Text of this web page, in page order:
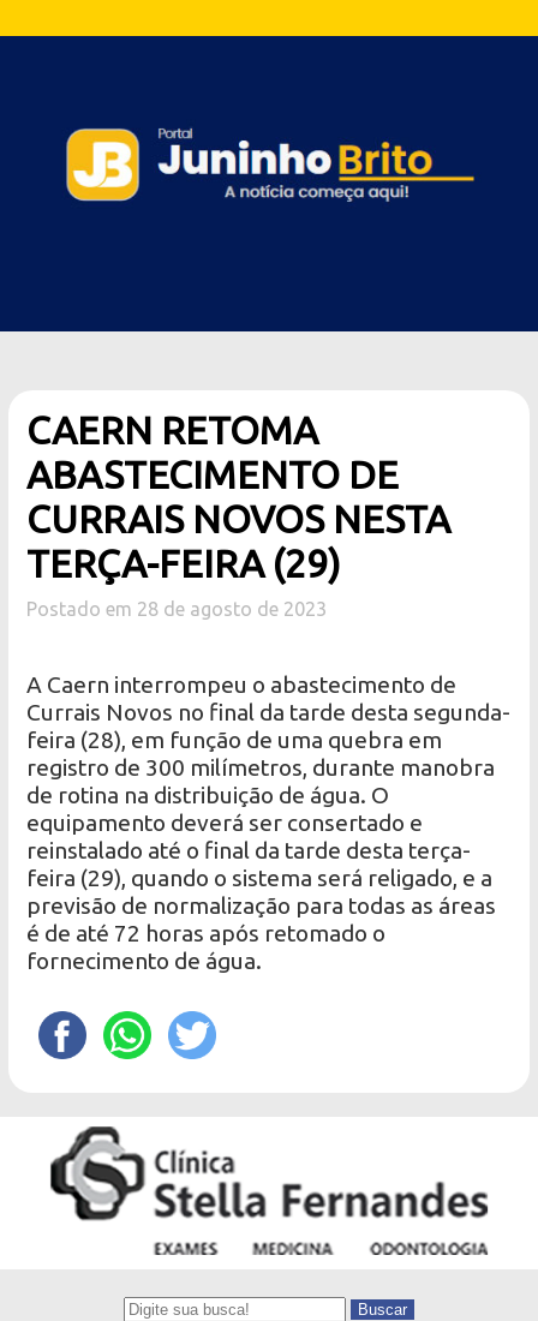
CAERN RETOMA
ABASTECIMENTO DE
CURRAIS NOVOS NESTA
TERÇA-FEIRA (29)
Postado em 28 de agosto de 2023
A Caern interrompeu o abastecimento de
Currais Novos no final da tarde desta segunda-
feira (28), em função de uma quebra em
registro de 300 milímetros, durante manobra
de rotina na distribuição de água. O
equipamento deverá ser consertado e
reinstalado até o final da tarde desta terça-
feira (29), quando o sistema será religado, e a
previsão de normalização para todas as áreas
é de até 72 horas após retomado o
fornecimento de água.
Buscar